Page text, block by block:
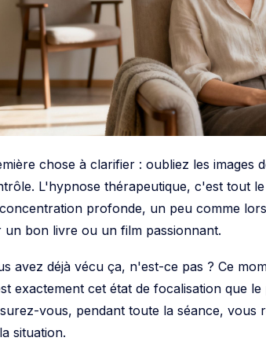
chose à clarifier : oubliez les images
L'hypnose thérapeutique, c'est tout
profonde, un peu comme
un bon livre ou un film passionnant.
avez déjà vécu ça, n'est-ce pas ? Ce
exactement cet état de focalisation que
vous, pendant toute la séance, vous
situation.